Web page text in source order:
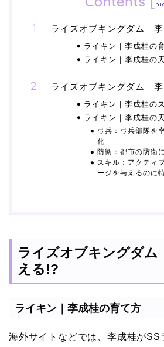
ライズオブキングダム｜
ライキン｜李成桂の
ライキン｜李成桂の
ライズオブキングダム｜
ライキン｜李成桂の
ライキン｜李成桂の
弓兵：弓兵部隊を
化
防衛：都市の防衛
スキル：アクティ
ージを与えるのに
ライズオブキングダム
える!?
ライキン｜李成桂の育て方
海外サイトなどでは、李成桂がSS